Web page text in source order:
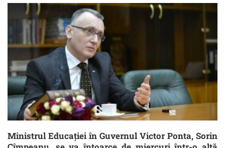
Ministrul Educaţiei în Guvernul Victor Ponta, Sorin